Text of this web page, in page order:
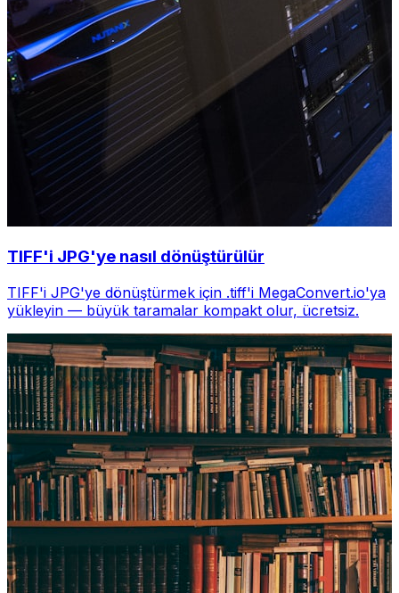
TIFF'i JPG'ye nasıl dönüştürülür
TIFF'i JPG'ye dönüştürmek için .tiff'i MegaConvert.io'ya
yükleyin — büyük taramalar kompakt olur, ücretsiz.